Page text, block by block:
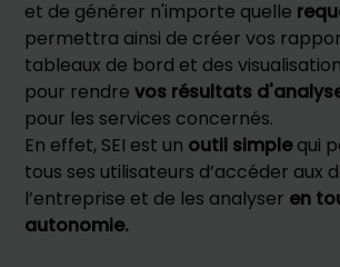
et de générer n'importe quelle
permettra ainsi de créer vos
tableaux de bord et des
pour rendrevos résultats
pour les services concernés.
En effet, SEI est un outil simplequi
tous ses utilisateurs d’accéder aux
l’entreprise et de les analyser en
autonomie.